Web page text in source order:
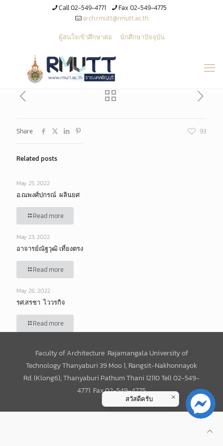
Call 02-549-4771
Fax 02-549-4775
arch.rmutt@rmutt.ac.th
ผู้สนใจเข้าศึกษาต่อ
นักศึกษาปัจจุบัน
Share 93
Related posts
May 25, 2022
อ.ณพงศ์ปกรณ์ ผลินยศ
Read more
May 23, 2022
อาจารย์ณัฐวุฒิ เที่ยงตรง
Read more
May 26, 2022
รศ.สรชา ไววรกิจ
Read more
Faculty of Architecture Rajamangala University of
Technology Thanyaburi 39 Moo 1, Rangsit-Nakhonnayok
Rd. (Klong6), Thanyaburi Pathum Thani 12110 Tell 02-549-
4771 Fax 02-549-4775
สวัสดีครับ